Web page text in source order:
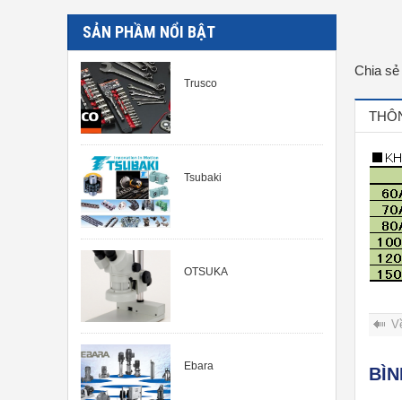
SẢN PHẦM NỔI BẬT
Trusco
Tsubaki
OTSUKA
Ebara
Chia